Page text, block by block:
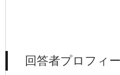
回答者プロフィ